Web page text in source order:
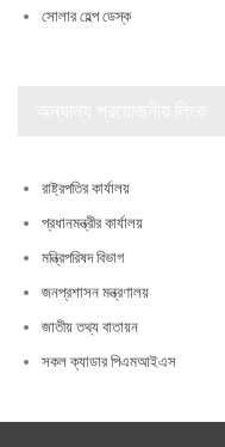
সোলার হেল্প ডেস্ক
রাষ্ট্রপতির কার্যালয়
প্রধানমন্ত্রীর কার্যালয়
মন্ত্রিপরিষদ বিভাগ
জনপ্রশাসন মন্ত্রণালয়
জাতীয় তথ্য বাতায়ন
সকল ক্যাডার পিএমআইএস